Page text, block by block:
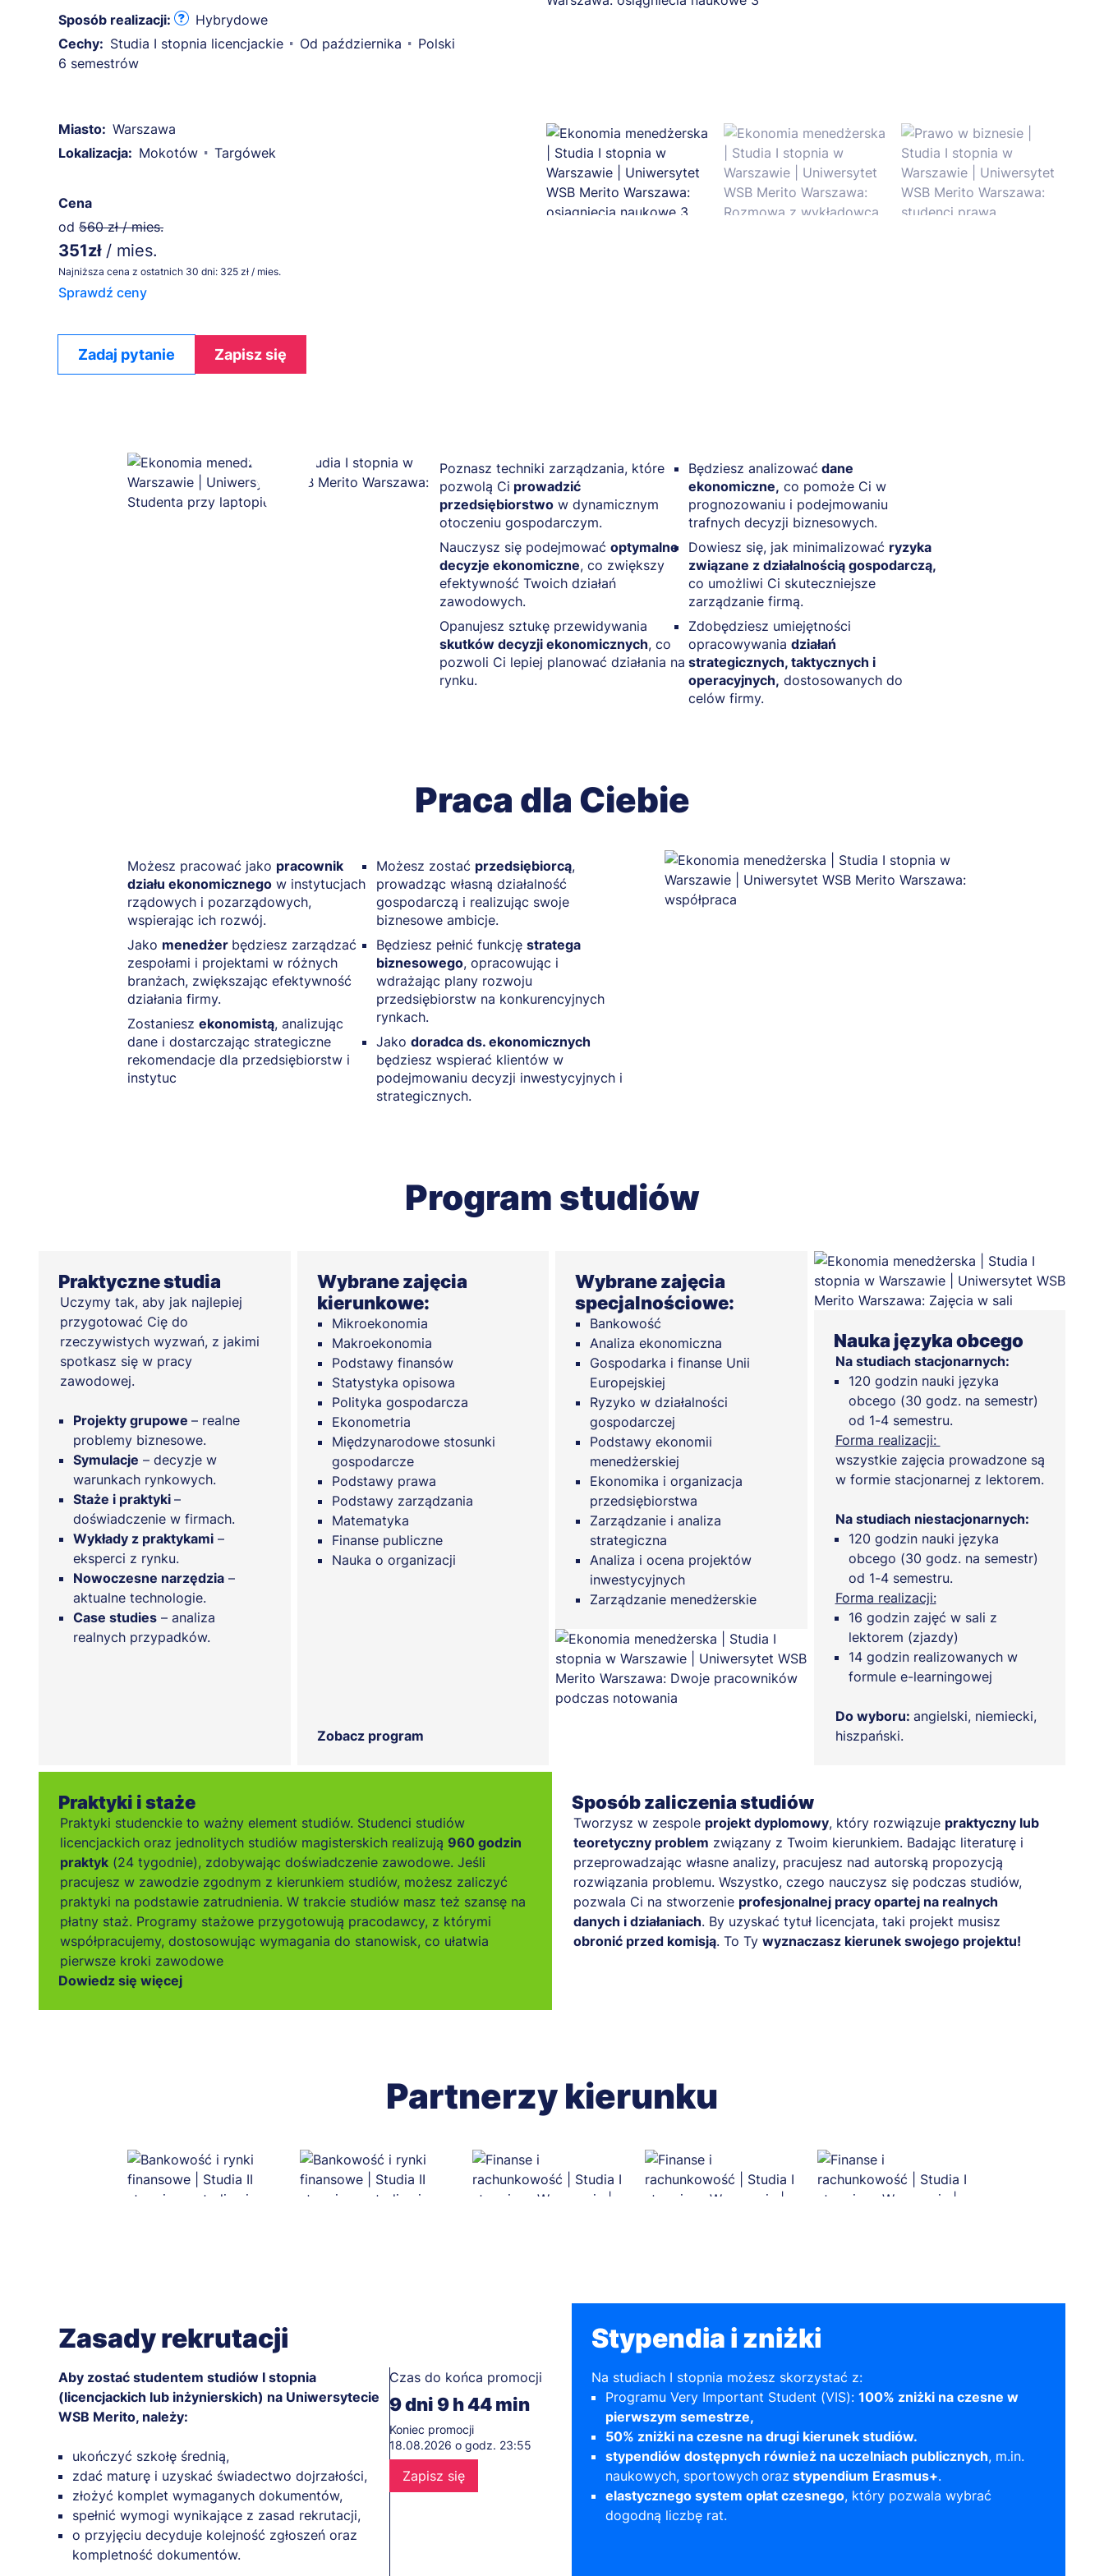
Sposób realizacji:
Hybrydowe
Cechy: Studia I stopnia licencjackie Od października
Polski
6 semestrów
Miasto: Warszawa
Lokalizacja: Mokotów Targówek
Cena
od 560 zł / mies.
351zł / mies.
Najniższa cena z ostatnich 30 dni: 325 zł / mies.
Sprawdź ceny
Zadaj pytanie Zapisz się
Poznasz techniki zarządzania, które
pozwolą Ci prowadzić
przedsiębiorstwo w dynamicznym
otoczeniu gospodarczym.
Nauczysz się podejmować optymalne
decyzje ekonomiczne, co zwiększy
efektywność Twoich działań
zawodowych.
Opanujesz sztukę przewidywania
skutków decyzji ekonomicznych, co
pozwoli Ci lepiej planować działania na
rynku.
Będziesz analizować dane
ekonomiczne, co pomoże Ci w
prognozowaniu i podejmowaniu
trafnych decyzji biznesowych.
Dowiesz się, jak minimalizować ryzyka
związane z działalnością gospodarczą,
co umożliwi Ci skuteczniejsze
zarządzanie firmą.
Zdobędziesz umiejętności
opracowywania działań
strategicznych, taktycznych i
operacyjnych, dostosowanych do
celów firmy.
Praca dla Ciebie
Możesz pracować jako pracownik
działu ekonomicznego w instytucjach
rządowych i pozarządowych,
wspierając ich rozwój.
Jako menedżer będziesz zarządzać
zespołami i projektami w różnych
branżach, zwiększając efektywność
działania firmy.
Zostaniesz ekonomistą, analizując
dane i dostarczając strategiczne
rekomendacje dla przedsiębiorstw i
instytuc
Możesz zostać przedsiębiorcą,
prowadząc własną działalność
gospodarczą i realizując swoje
biznesowe ambicje.
Będziesz pełnić funkcję stratega
biznesowego, opracowując i
wdrażając plany rozwoju
przedsiębiorstw na konkurencyjnych
rynkach.
Jako doradca ds. ekonomicznych
będziesz wspierać klientów w
podejmowaniu decyzji inwestycyjnych i
strategicznych.
Program studiów
Praktyczne studia
Uczymy tak, aby jak najlepiej
przygotować Cię do
rzeczywistych wyzwań, z jakimi
spotkasz się w pracy
zawodowej.
Projekty grupowe – realne
problemy biznesowe.
Symulacje – decyzje w
warunkach rynkowych.
Staże i praktyki –
doświadczenie w firmach.
Wykłady z praktykami –
eksperci z rynku.
Nowoczesne narzędzia –
aktualne technologie.
Case studies – analiza
realnych przypadków.
Wybrane zajęcia
kierunkowe:
Mikroekonomia
Makroekonomia
Podstawy finansów
Statystyka opisowa
Polityka gospodarcza
Ekonometria
Międzynarodowe stosunki
gospodarcze
Podstawy prawa
Podstawy zarządzania
Matematyka
Finanse publiczne
Nauka o organizacji
Zobacz program
Wybrane zajęcia
specjalnościowe:
Bankowość
Analiza ekonomiczna
Gospodarka i finanse Unii
Europejskiej
Ryzyko w działalności
gospodarczej
Podstawy ekonomii
menedżerskiej
Ekonomika i organizacja
przedsiębiorstwa
Zarządzanie i analiza
strategiczna
Analiza i ocena projektów
inwestycyjnych
Zarządzanie menedżerskie
Nauka języka obcego
Na studiach stacjonarnych:
120 godzin nauki języka
obcego (30 godz. na semestr)
od 1-4 semestru.
Forma realizacji:
wszystkie zajęcia prowadzone są
w formie stacjonarnej z lektorem.
Na studiach niestacjonarnych:
120 godzin nauki języka
obcego (30 godz. na semestr)
od 1-4 semestru.
Forma realizacji:
16 godzin zajęć w sali z
lektorem (zjazdy)
14 godzin realizowanych w
formule e-learningowej
Do wyboru: angielski, niemiecki,
hiszpański.
Praktyki i staże
Praktyki studenckie to ważny element studiów. Studenci studiów
licencjackich oraz jednolitych studiów magisterskich realizują 960 godzin
praktyk (24 tygodnie), zdobywając doświadczenie zawodowe. Jeśli
pracujesz w zawodzie zgodnym z kierunkiem studiów, możesz zaliczyć
praktyki na podstawie zatrudnienia. W trakcie studiów masz też szansę na
płatny staż. Programy stażowe przygotowują pracodawcy, z którymi
współpracujemy, dostosowując wymagania do stanowisk, co ułatwia
pierwsze kroki zawodowe
Dowiedz się więcej
Sposób zaliczenia studiów
Tworzysz w zespole projekt dyplomowy, który rozwiązuje praktyczny lub
teoretyczny problem związany z Twoim kierunkiem. Badając literaturę i
przeprowadzając własne analizy, pracujesz nad autorską propozycją
rozwiązania problemu. Wszystko, czego nauczysz się podczas studiów,
pozwala Ci na stworzenie profesjonalnej pracy opartej na realnych
danych i działaniach. By uzyskać tytuł licencjata, taki projekt musisz
obronić przed komisją. To Ty wyznaczasz kierunek swojego projektu!
Partnerzy kierunku
Zasady rekrutacji
Aby zostać studentem studiów I stopnia
(licencjackich lub inżynierskich) na Uniwersytecie
WSB Merito, należy:
ukończyć szkołę średnią,
zdać maturę i uzyskać świadectwo dojrzałości,
złożyć komplet wymaganych dokumentów,
spełnić wymogi wynikające z zasad rekrutacji,
o przyjęciu decyduje kolejność zgłoszeń oraz
kompletność dokumentów.
Czas do końca promocji
9dni 9h44min
Koniec promocji
18.08.2026 o godz. 23:55
Zapisz się
Stypendia i zniżki
Na studiach I stopnia możesz skorzystać z:
Programu Very Important Student (VIS): 100% zniżki na czesne w
pierwszym semestrze,
50% zniżki na czesne na drugi kierunek studiów.
stypendiów dostępnych również na uczelniach publicznych, m.in.
naukowych, sportowych oraz stypendium Erasmus+.
elastycznego system opłat czesnego, który pozwala wybrać
dogodną liczbę rat.